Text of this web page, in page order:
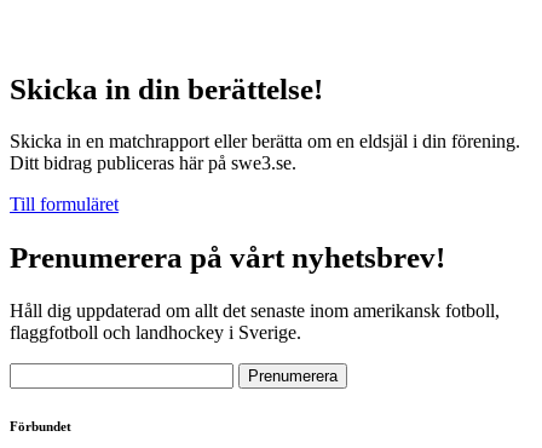
Skicka in din berättelse!
Skicka in en matchrapport eller berätta om en eldsjäl i din förening.
Ditt bidrag publiceras här på swe3.se.
Till formuläret
Prenumerera på vårt nyhetsbrev!
Håll dig uppdaterad om allt det senaste inom amerikansk fotboll,
flaggfotboll och landhockey i Sverige.
Förbundet